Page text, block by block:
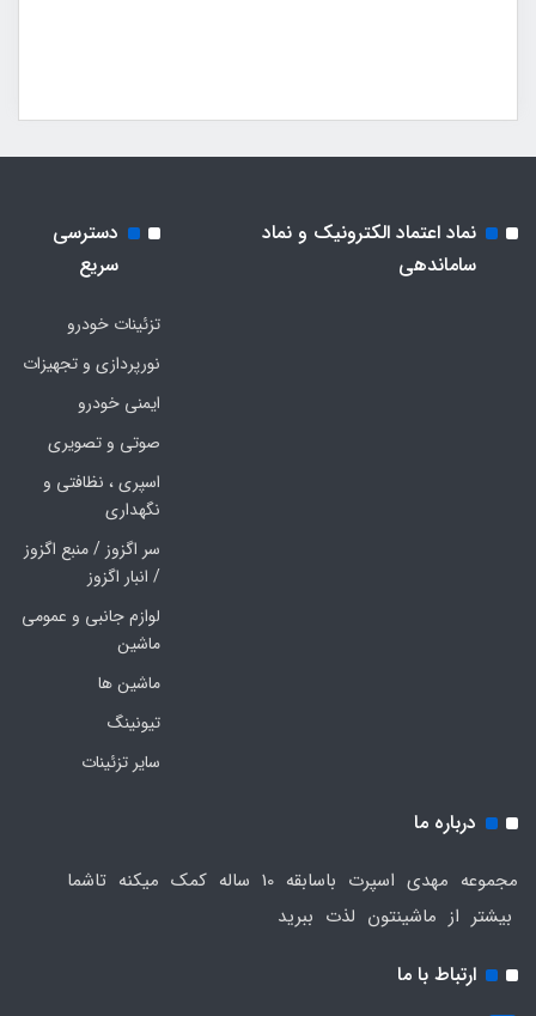
نماد اعتماد الکترونیک و نماد
ساماندهی
دسترسی
سریع
تزئینات خودرو
نورپردازی و تجهیزات
ایمنی خودرو
صوتی و تصویری
اسپری ، نظافتی و
نگهداری
سر اگزوز / منبع اگزوز
/ انبار اگزوز
لوازم جانبی و عمومی
ماشین
ماشین ها
تیونینگ
سایر تزئینات
درباره ما
مجموعه مهدی اسپرت باسابقه 10 ساله کمک میکنه تاشما
بیشتر از ماشینتون لذت ببرید
ارتباط با ما